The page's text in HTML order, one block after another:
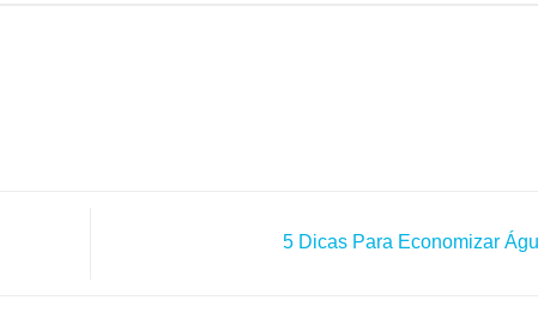
5 Dicas Para Economizar